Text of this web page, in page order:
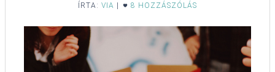
ÍRTA: VIA 8 HOZZÁSZÓLÁS